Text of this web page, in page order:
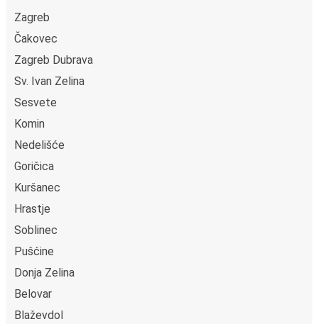
Zagreb
Čakovec
Zagreb Dubrava
Sv. Ivan Zelina
Sesvete
Komin
Nedelišće
Goričica
Kuršanec
Hrastje
Soblinec
Pušćine
Donja Zelina
Belovar
Blaževdol